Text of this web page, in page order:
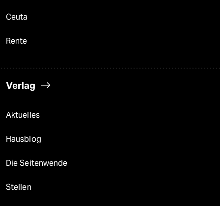
Ceuta
Rente
Verlag
Aktuelles
Hausblog
Die Seitenwende
Stellen